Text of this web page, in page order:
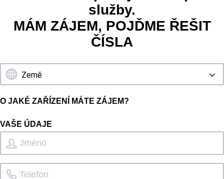
služby.
MÁM ZÁJEM, POJĎME ŘEŠIT
ČÍSLA
O JAKÉ ZAŘÍZENÍ MÁTE ZÁJEM?
VAŠE ÚDAJE